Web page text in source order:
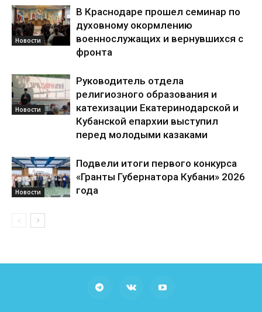
Новости
В Краснодаре прошел семинар по
духовному окормлению
военнослужащих и вернувшихся с
фронта
Новости
Руководитель отдела
религиозного образования и
катехизации Екатеринодарской и
Кубанской епархии выступил
перед молодыми казаками
Новости
Подвели итоги первого конкурса
«Гранты Губернатора Кубани» 2026
года